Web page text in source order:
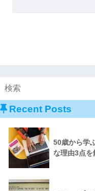
Recent Posts
50歳から学
な理由3点を